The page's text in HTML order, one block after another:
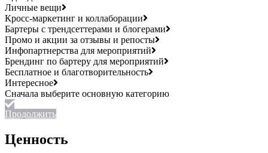
Личные вещи
Кросс-маркетинг и коллаборации
Бартеры с трендсеттерами и блогерами
Промо и акции за отзывы и репосты
Инфопартнерства для мероприятий
Брендинг по бартеру для мероприятий
Бесплатное и благотворительность
Интересное
Продолжить
Ценность